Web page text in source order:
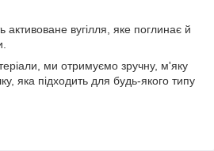
активоване вугілля, яке поглинає й
ми отримуємо зручну, м'яку
яка підходить для будь-якого типу